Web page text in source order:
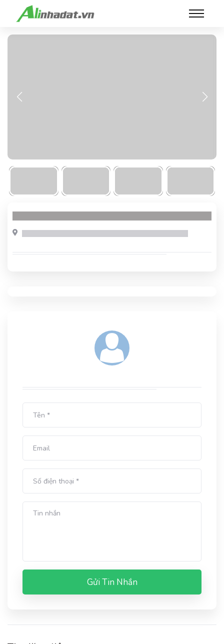
Gửi Tin Nhắn